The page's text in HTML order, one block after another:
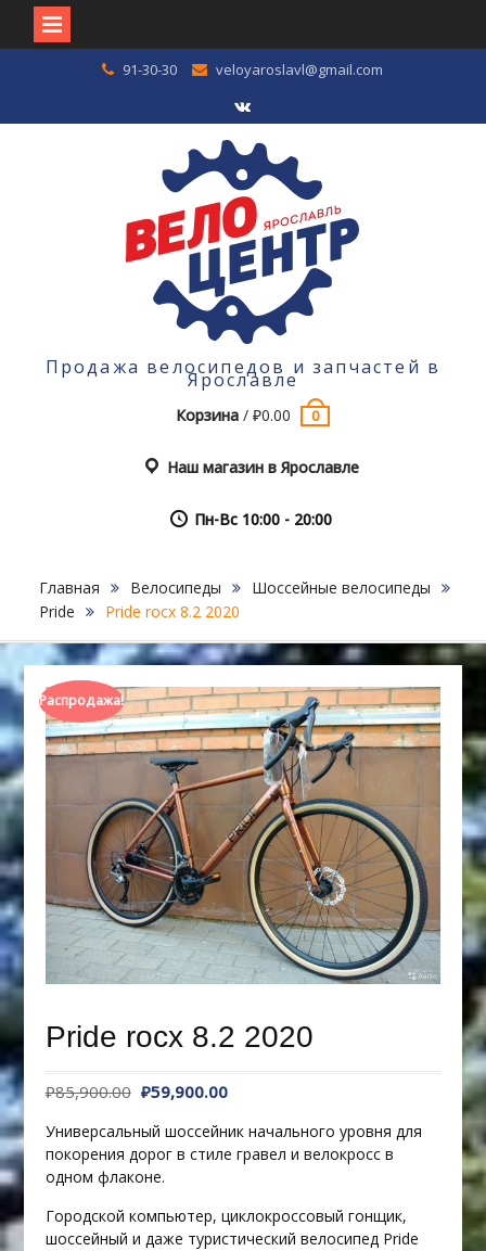
91-30-30 veloyaroslavl@gmail.com
VK
Продажа велосипедов и запчастей в
Ярославле
Корзина /₽0.00 0
Наш магазин в Ярославле
Пн-Вс 10:00 - 20:00
Главная Велосипеды
Шоссейные велосипеды
Pride
Pride rocx 8.2 2020
Распродажа!
Pride rocx 8.2 2020
₽85,900.00 Первоначальная
составляла
₽85,900.00.
₽59,900.00
₽59,900.00.
Универсальный шоссейник начального уровня для
покорения дорог в стиле гравел и велокросс в
одном флаконе.
Городской компьютер, циклокроссовый гонщик,
шоссейный и даже туристический велосипед Pride